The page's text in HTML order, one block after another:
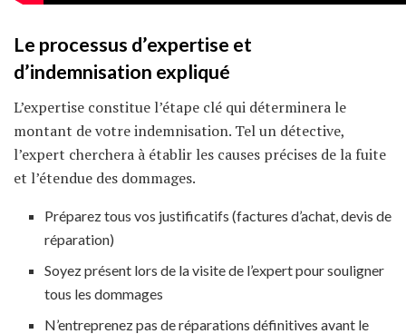
Le processus d’expertise et
d’indemnisation expliqué
L’expertise constitue l’étape clé qui déterminera le
montant de votre indemnisation. Tel un détective,
l’expert cherchera à établir les causes précises de la fuite
et l’étendue des dommages.
Préparez tous vos justificatifs (factures d’achat, devis de
réparation)
Soyez présent lors de la visite de l’expert pour souligner
tous les dommages
N’entreprenez pas de réparations définitives avant le